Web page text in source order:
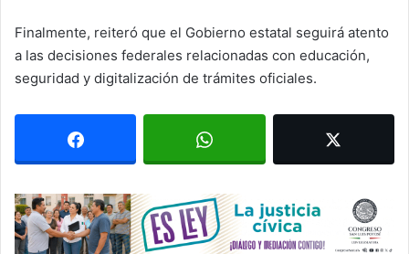
Finalmente, reiteró que el Gobierno estatal seguirá atento
a las decisiones federales relacionadas con educación,
seguridad y digitalización de trámites oficiales.